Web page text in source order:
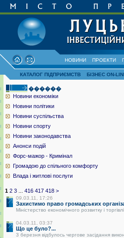
НОВИНИ ПРОЕКТИ
КАТАЛОГ ПІДПРИЄМСТВ БІЗНЕС ON-
������
Новини економіки
Новини політики
Новини суспільства
Новини спорту
Новини законодавства
Анонси подій
Форс-мажор - Кримінал
Громадою до спільного комфорту
Влада і житлові послуги
1 2 3 416 417 418 >
09.03.11, 17:26
Захистимо право громадських
Міністерство економічного розвитку і
04.03.11, 03:37
Що це було?...
3 березня відбулось чергове засідання